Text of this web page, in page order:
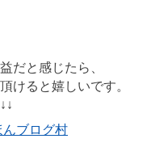
だと感じたら、
けると嬉しいです。
んブログ村